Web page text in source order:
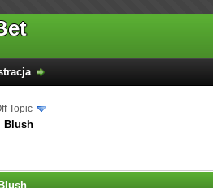
Topic
Blush